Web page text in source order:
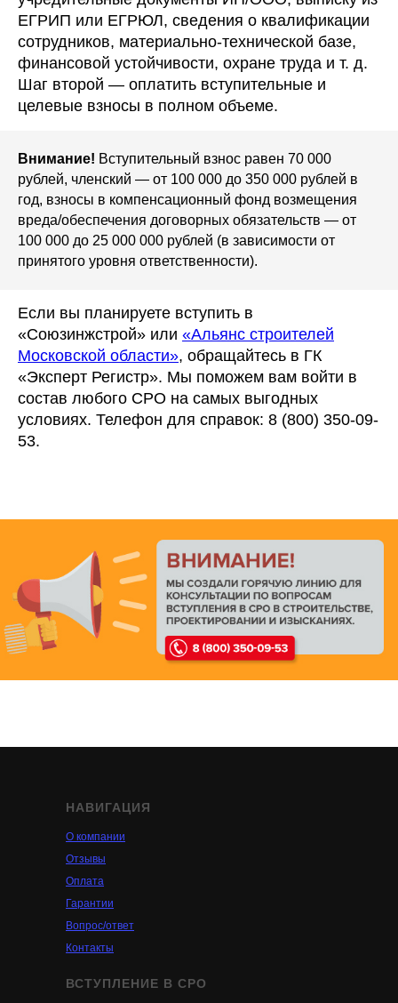
ЕГРИП или ЕГРЮЛ, сведения о квалификации
сотрудников, материально-технической базе,
финансовой устойчивости, охране труда и т. д.
Шаг второй — оплатить вступительные и
целевые взносы в полном объеме.
Внимание! Вступительный взнос равен 70 000
рублей, членский — от 100 000 до 350 000 рублей в
год, взносы в компенсационный фонд возмещения
вреда/обеспечения договорных обязательств — от
100 000 до 25 000 000 рублей (в зависимости от
принятого уровня ответственности).
Если вы планируете вступить в
«Союзинжстрой» или «Альянс строителей
Московской области», обращайтесь в ГК
«Эксперт Регистр». Мы поможем вам войти в
состав любого СРО на самых выгодных
условиях. Телефон для справок: 8 (800) 350-09-
53.
ВСТУПЛЕНИЕ В СРО
НАВИГАЦИЯ
О компании
Отзывы
Оплата
Гарантии
Вопрос/ответ
Контакты